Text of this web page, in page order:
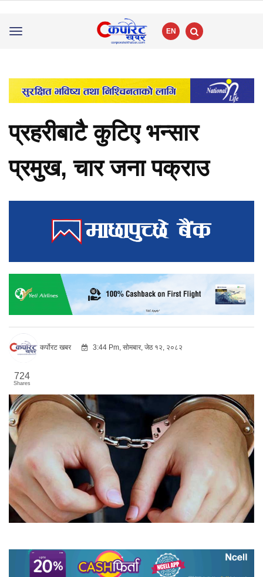
Toggle
EN
प्रहरीबाटै कुटिए भन्सार
प्रमुख, चार जना पक्राउ
कर्पोरट खबर 3:44 Pm, सोमबार, जेठ १२, २०८२
724
Shares